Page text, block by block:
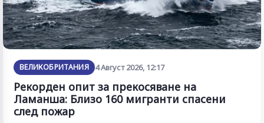
ВЕЛИКОБРИТАНИЯ 4 Август 2026, 12:17
Рекорден опит за прекосяване на
Ламанша: Близо 160 мигранти спасени
след пожар